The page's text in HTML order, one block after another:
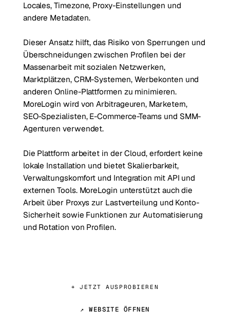
Locales, Timezone, Proxy-Einstellungen und
andere Metadaten.
Dieser Ansatz hilft, das Risiko von Sperrungen und
Überschneidungen zwischen Profilen bei der
Massenarbeit mit sozialen Netzwerken,
Marktplätzen, CRM-Systemen, Werbekonten und
anderen Online-Plattformen zu minimieren.
MoreLogin wird von Arbitrageuren, Marketern,
SEO-Spezialisten, E-Commerce-Teams und SMM-
Agenturen verwendet.
Die Plattform arbeitet in der Cloud, erfordert keine
lokale Installation und bietet Skalierbarkeit,
Verwaltungskomfort und Integration mit API und
externen Tools. MoreLogin unterstützt auch die
Arbeit über Proxys zur Lastverteilung und Konto-
Sicherheit sowie Funktionen zur Automatisierung
und Rotation von Profilen.
⌖ JETZT AUSPROBIEREN
↗ WEBSITE ÖFFNEN